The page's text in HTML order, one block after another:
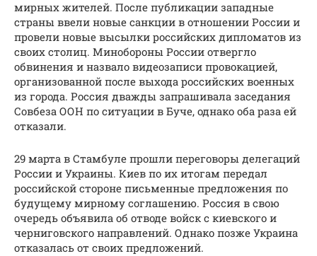
мирных жителей. После публикации западные
страны ввели новые санкции в отношении России и
провели новые высылки российских дипломатов из
своих столиц. Минобороны России отвергло
обвинения и назвало видеозаписи провокацией,
организованной после выхода российских военных
из города. Россия дважды запрашивала заседания
Совбеза ООН по ситуации в Буче, однако оба раза ей
отказали.
29 марта в Стамбуле прошли переговоры делегаций
России и Украины. Киев по их итогам передал
российской стороне письменные предложения по
будущему мирному соглашению. Россия в свою
очередь объявила об отводе войск с киевского и
черниговского направлений. Однако позже Украина
отказалась от своих предложений.